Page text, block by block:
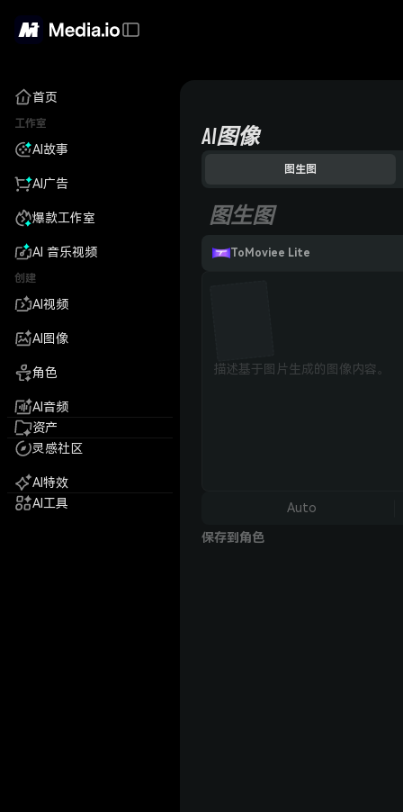
首页
工作室
AI故事
AI广告
爆款工作室
AI 音乐视频
创建
AI视频
AI图像
角色
AI音频
资产
灵感社区
AI特效
AI工具
AI图像
图生图
图生图
ToMoviee Lite
Auto
保存到角色